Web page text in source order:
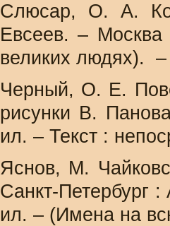
Слюсар, О. А.
Евсеев. –
великих людях). –
Черный, О. Е.
рисунки В.
ил. – Текст :
Яснов, М.
Санкт-Петербург
ил. – (Имена на